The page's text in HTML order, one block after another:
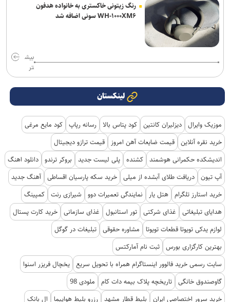
رنگ زیتونی خاکستری به خانواده هدفون
WH-۱۰۰۰XM۶ سونی اضافه شد
بیش
تر
لینکستان
موزیک وایرال دیزلیران کانتین کود پتاس بالا رسانه رپاپ کود مایع مرغی
خرید نقره آنلاین قیمت ضایعات آهن امروز
قیمت ترازو دیجیتال
اندیشکده حکمرانی هوشمند کشنده پلی لیست جدید بروکر ترندو دانلود اهنگ
آپ تیون دریافت طلای آبشده از میلی خرید سکه پارسیان اقساطی آهنگ جدید
خرید استارز تلگرام هتل یار نمایندگی تعمیرات دوو شیرازی رنت کمپینگ
هدایای تبلیغاتی
غذای شرکتی تور استانبول غذای سازمانی خرید کارت پستال
لوازم یدکی تویوتا قطعات تویوتا
مشاوره حقوقی تبلیغات در گوگل
بهترین کارگزاری بورس ثبت نام آمارکتس
سایت رسمی خرید فالوور اینستاگرام همراه با تحویل سریع یخچال فریزر اسنوا
گاوصندوق خانگی تاریخچه پلاک بیمه دات کام
ملودی 98
خرید سرور اختصاصی ایران
بلیط قطار مشهد رزرو بلیط هواپیما ال بانک